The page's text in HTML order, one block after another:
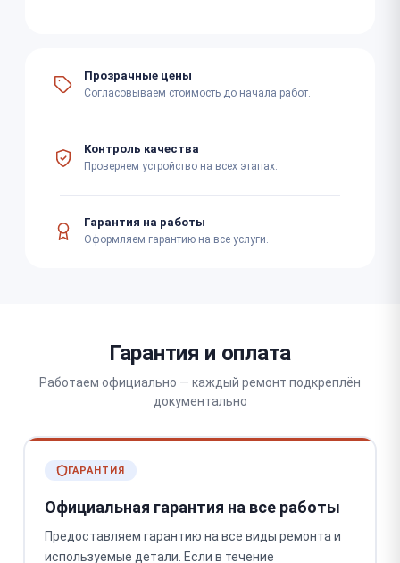
Прозрачные цены
Согласовываем стоимость до начала работ.
Контроль качества
Проверяем устройство на всех этапах.
Гарантия на работы
Оформляем гарантию на все услуги.
Гарантия и оплата
Работаем официально — каждый ремонт подкреплён
документально
ГАРАНТИЯ
Официальная гарантия на все работы
Предоставляем гарантию на все виды ремонта и
используемые детали. Если в течение